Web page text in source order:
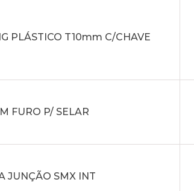
PLÁSTICO T10mm C/CHAVE
FURO P/ SELAR
JUNÇÃO SMX INT